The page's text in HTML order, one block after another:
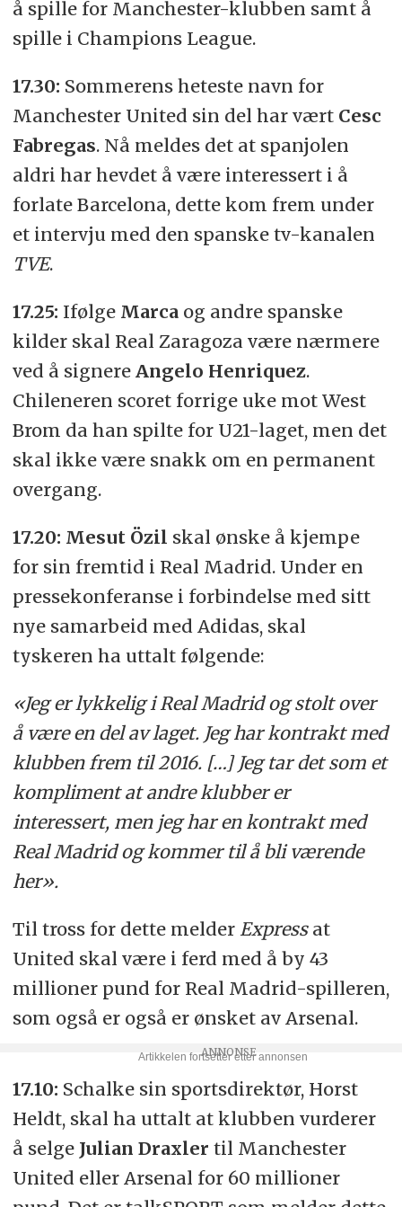
å spille for Manchester-klubben samt å
spille i Champions League.
17.30: Sommerens heteste navn for
Manchester United sin del har vært Cesc
Fabregas. Nå meldes det at spanjolen
aldri har hevdet å være interessert i å
forlate Barcelona, dette kom frem under
et intervju med den spanske tv-kanalen
TVE.
17.25: Ifølge Marcaog andre spanske
kilder skal Real Zaragoza være nærmere
ved å signere Angelo Henriquez.
Chileneren scoret forrige uke mot West
Brom da han spilte for U21-laget, men det
skal ikke være snakk om en permanent
overgang.
17.20: Mesut Özil skal ønske å kjempe
for sin fremtid i Real Madrid. Under en
pressekonferanse i forbindelse med sitt
nye samarbeid med Adidas, skal
tyskeren ha uttalt følgende:
«Jeg er lykkelig i Real Madrid og stolt over
å være en del av laget. Jeg har kontrakt med
klubben frem til 2016. […] Jeg tar det som et
kompliment at andre klubber er
interessert, men jeg har en kontrakt med
Real Madrid og kommer til å bli værende
her».
Til tross for dette melder Expressat
United skal være i ferd med å by 43
millioner pund for Real Madrid-spilleren,
som også er også er ønsket av Arsenal.
17.10: Schalke sin sportsdirektør, Horst
Heldt, skal ha uttalt at klubben vurderer
å selge Julian Draxler til Manchester
United eller Arsenal for 60 millioner